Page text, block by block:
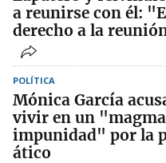
a reunirse con él:
derecho a la
POLÍTICA
Mónica García
vivir en un
impunidad" por la
ático